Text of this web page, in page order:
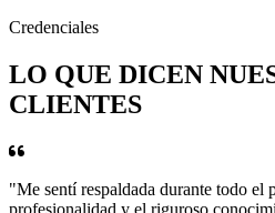
Credenciales
LO QUE DICEN
CLIENTES
"Me sentí respaldada durante todo el
profesionalidad y el riguroso